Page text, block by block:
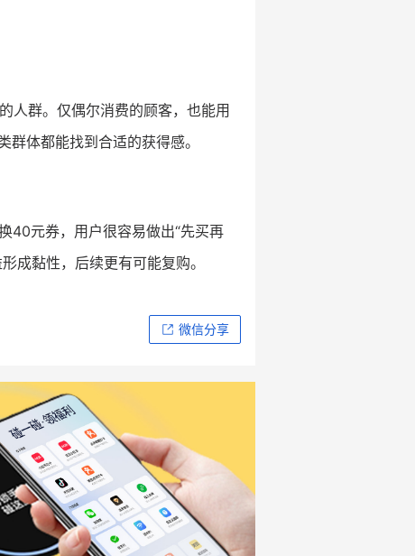
人群。仅偶尔消费的顾客，也能用
群体都能找到合适的获得感。
40元券，用户很容易做出“先买再
成黏性，后续更有可能复购。
微信分享